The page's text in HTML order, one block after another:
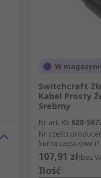
W
Switchcraft
Kabel Prosty
Srebrny
Nr art. RS 628-
Nr części
Suma częściowa
107,91 zł(bez
Ilość